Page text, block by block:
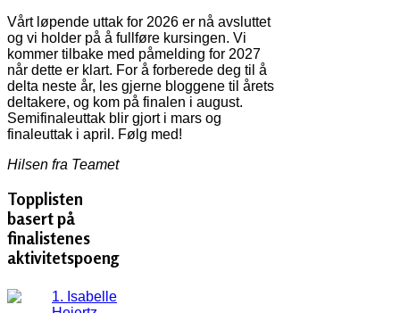
Vårt løpende uttak for 2026 er nå avsluttet
og vi holder på å fullføre kursingen. Vi
kommer tilbake med påmelding for 2027
når dette er klart. For å forberede deg til å
delta neste år, les gjerne bloggene til årets
deltakere, og kom på finalen i august.
Semifinaleuttak blir gjort i mars og
finaleuttak i april. Følg med!
Hilsen fra Teamet
Topplisten
basert på
finalistenes
aktivitetspoeng
1. Isabelle